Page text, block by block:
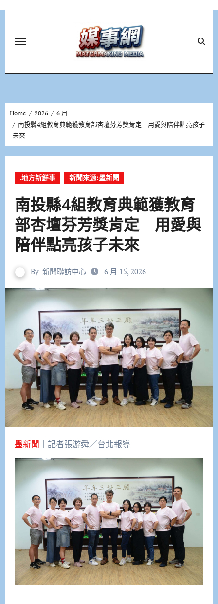
Home 2026
6 月
南投縣4組教育典範獲教育部杏壇芬芳獎肯定 用愛與陪伴點亮孩子
未來
.地方新鮮事 新聞來源:墨新聞
南投縣4組教育典範獲教育
部杏壇芬芳獎肯定 用愛與
陪伴點亮孩子未來
By 新聞聯訪中心 6 月 15, 2026
墨新聞 ｜記者張游舜／台北報導